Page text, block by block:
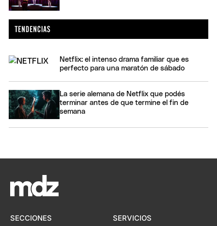
Netflix: el intenso drama familiar que es
perfecto para una maratón de sábado
La serie alemana de Netflix que podés
terminar antes de que termine el fin de
semana
SECCIONES SERVICIOS